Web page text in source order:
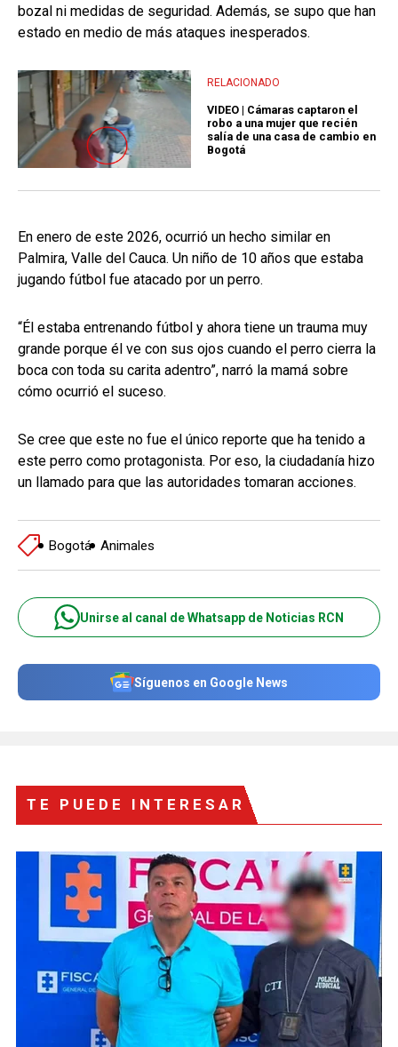
bozal ni medidas de seguridad. Además, se supo que han
estado en medio de más ataques inesperados.
RELACIONADO
VIDEO | Cámaras captaron el
robo a una mujer que recién
salía de una casa de cambio en
Bogotá
En enero de este 2026, ocurrió un hecho similar en
Palmira, Valle del Cauca. Un niño de 10 años que estaba
jugando fútbol fue atacado por un perro.
“Él estaba entrenando fútbol y ahora tiene un trauma muy
grande porque él ve con sus ojos cuando el perro cierra la
boca con toda su carita adentro”, narró la mamá sobre
cómo ocurrió el suceso.
Se cree que este no fue el único reporte que ha tenido a
este perro como protagonista. Por eso, la ciudadanía hizo
un llamado para que las autoridades tomaran acciones.
Bogotá Animales
Unirse al canal de Whatsapp de Noticias RCN
Síguenos en Google News
TE PUEDE INTERESAR